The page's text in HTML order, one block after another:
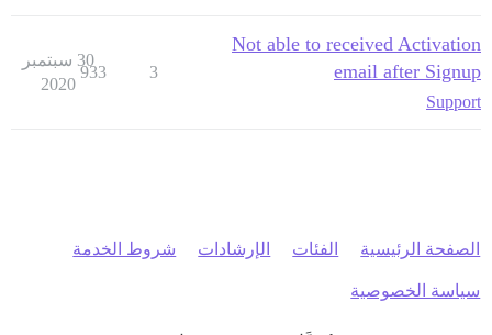
Not able to received Activation
email after Signup
Support
3
933
30 سبتمبر
2020
الصفحة الرئيسية الفئات الإرشادات شروط الخدمة
سياسة الخصوصية